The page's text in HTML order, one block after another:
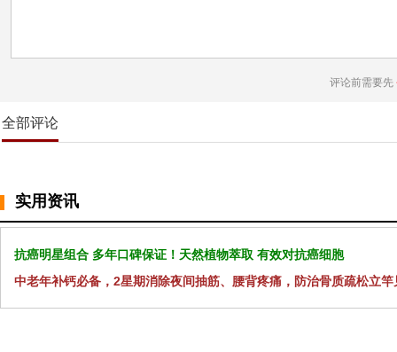
评论前需要先
全部评论
实用资讯
抗癌明星组合 多年口碑保证！天然植物萃取 有效对抗癌细胞
中老年补钙必备，2星期消除夜间抽筋、腰背疼痛，防治骨质疏松立竿